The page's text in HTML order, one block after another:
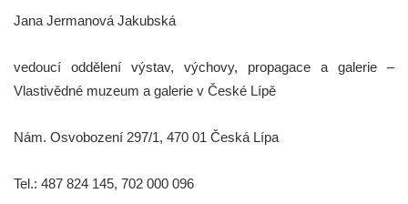
Jana Jermanová Jakubská
vedoucí oddělení výstav, výchovy, propagace a galerie –
Vlastivědné muzeum a galerie v České Lípě
Nám. Osvobození 297/1, 470 01 Česká Lípa
Tel.: 487 824 145, 702 000 096